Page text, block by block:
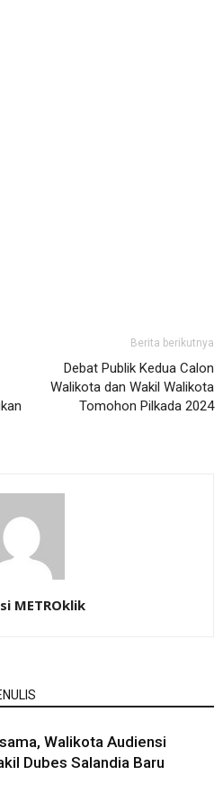
Berita berikutnya
Debat Publik Kedua Calon
Walikota dan Wakil Walikota
Tomohon Pilkada 2024
METROklik
Walikota Audiensi
Dubes Salandia Baru